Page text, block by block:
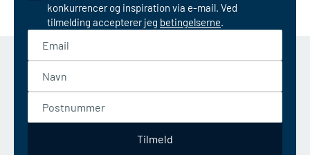
konkurrencer og inspiration via e-mail. Ved
tilmelding accepterer jeg betingelserne.
Tilmeld